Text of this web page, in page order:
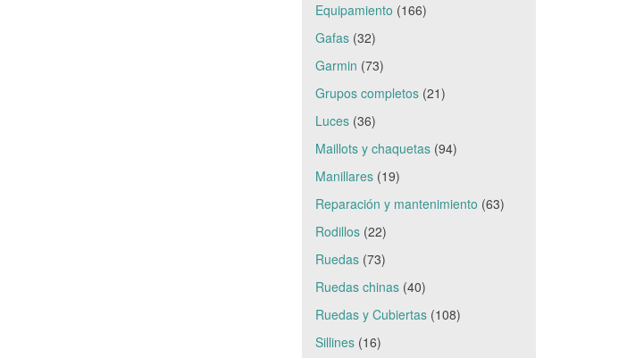
Equipamiento (166)
Gafas(32)
Garmin (73)
Grupos completos(21)
Luces(36)
Maillots y chaquetas(94)
Manillares(19)
Reparación y mantenimiento (63)
Rodillos(22)
Ruedas(73)
Ruedas chinas(40)
Ruedas y Cubiertas(108)
Sillines(16)